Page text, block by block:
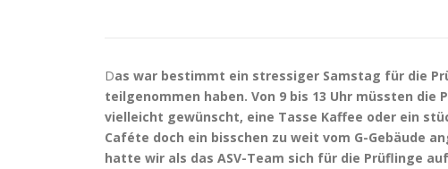
Das war bestimmt ein stressiger Samstag für die
teilgenommen haben. Von 9 bis 13 Uhr müssten
vielleicht gewünscht, eine Tasse Kaffee oder ein
Caféte doch ein bisschen zu weit vom G-Gebäude
hatte wir als das ASV-Team sich für die Prüflinge